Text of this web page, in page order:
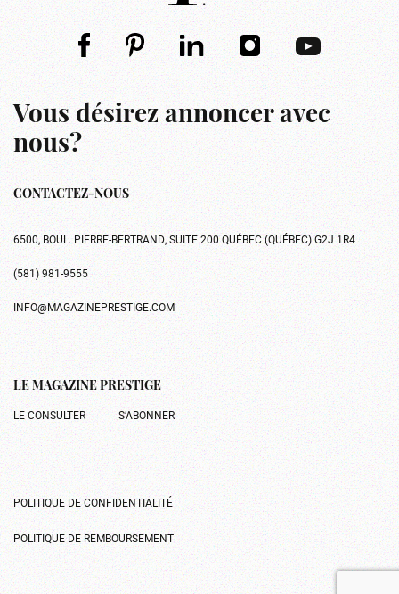
Vous désirez annoncer avec
nous?
CONTACTEZ-NOUS
6500, BOUL. PIERRE-BERTRAND, SUITE 200 QUÉBEC (QUÉBEC) G2J 1R4
(581) 981-9555
INFO@MAGAZINEPRESTIGE.COM
LE MAGAZINE PRESTIGE
LE CONSULTER S’ABONNER
POLITIQUE DE CONFIDENTIALITÉ
POLITIQUE DE REMBOURSEMENT